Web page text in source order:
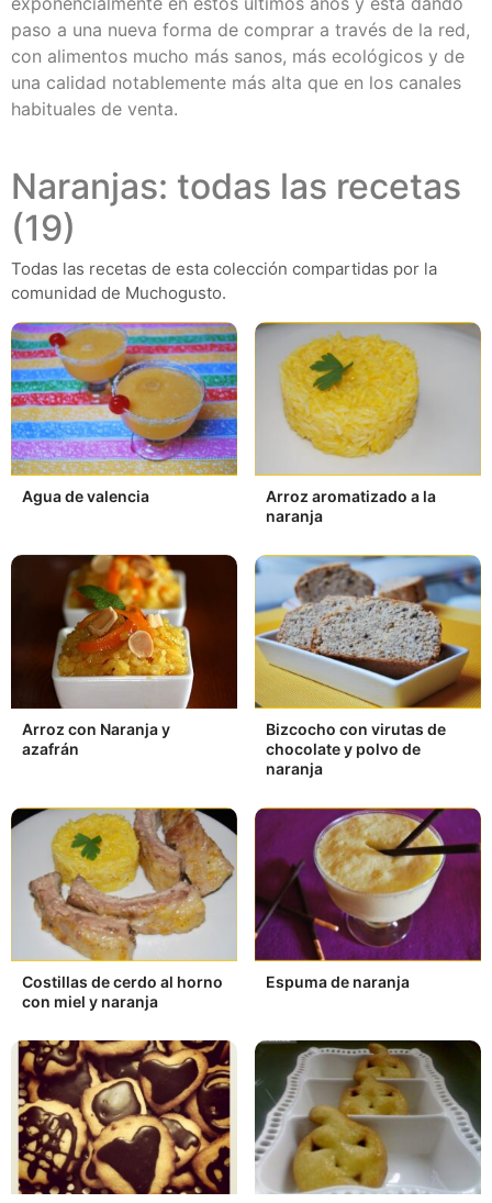
paso a una nueva forma de comprar a través de la red,
con alimentos mucho más sanos, más ecológicos y de
una calidad notablemente más alta que en los canales
habituales de venta.
Naranjas: todas las recetas
(19)
Todas las recetas de esta colección compartidas por la
comunidad de Muchogusto.
Agua de valencia
Arroz aromatizado a la
naranja
Arroz con Naranja y
azafrán
Bizcocho con virutas de
chocolate y polvo de
naranja
Costillas de cerdo al horno
con miel y naranja
Espuma de naranja